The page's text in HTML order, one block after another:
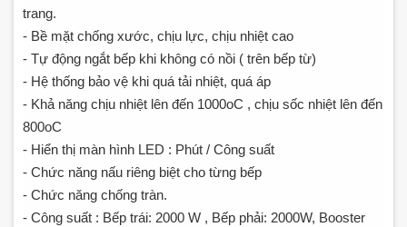
trang.
- Bề mặt chống xước, chịu lực, chịu nhiệt cao
- Tự động ngắt bếp khi không có nồi ( trên bếp từ)
- Hệ thống bảo vệ khi quá tải nhiệt, quá áp
- Khả năng chịu nhiệt lên đến 1000oC , chịu sốc nhiệt lên đến
800oC
- Hiển thị màn hình LED : Phút / Công suất
- Chức năng nấu riêng biệt cho từng bếp
- Chức năng chống tràn.
- Công suất : Bếp trái: 2000 W , Bếp phải: 2000W, Booster